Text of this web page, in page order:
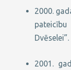
2000.
Dvēselei”.
2001.